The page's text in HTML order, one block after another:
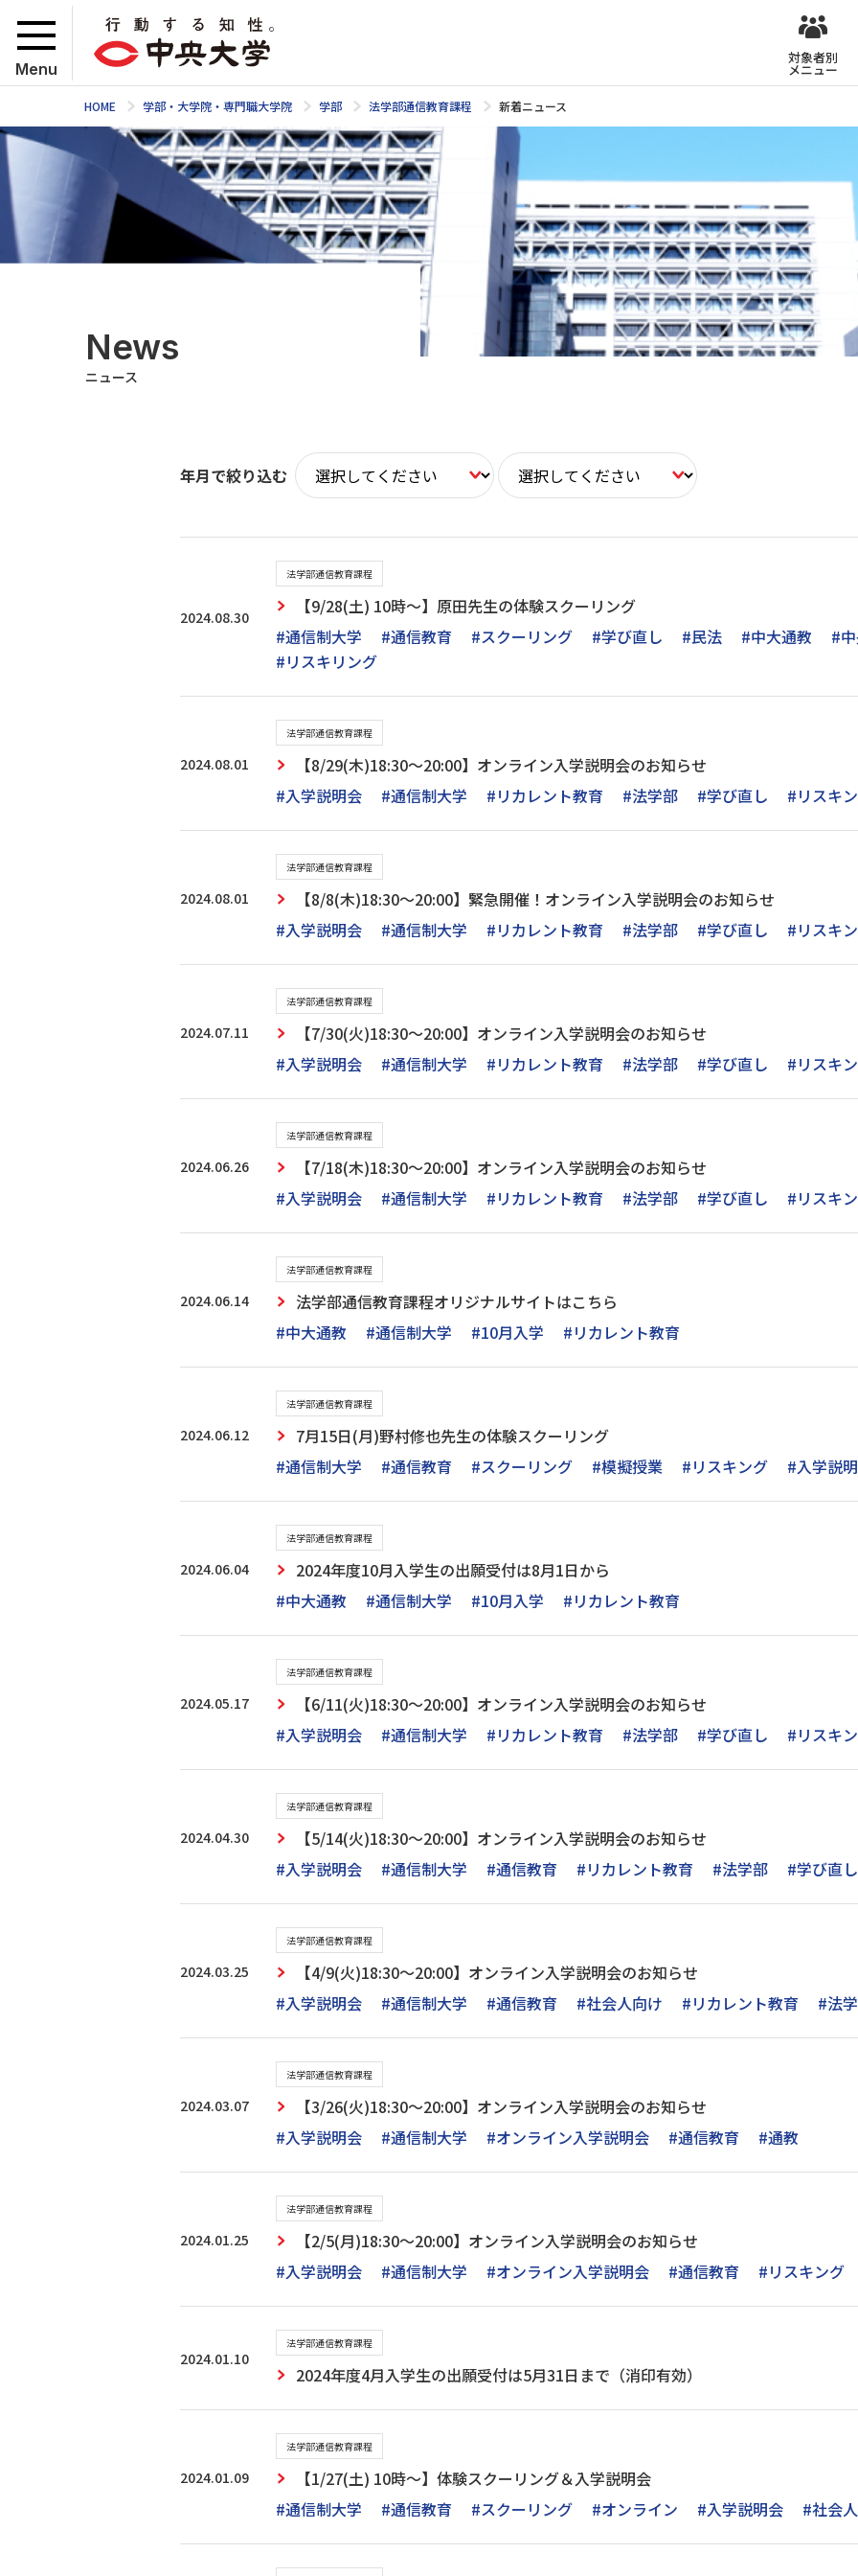
Menu
対象者別
メニュー
HOME 学部・大学院・専門職大学院 学部 法学部通信教育課程 新着ニュース
News
ニュース
年月で絞り込む
2024.08.30
法学部通信教育課程
【9/28(土) 10時～】原田先生の体験スクーリング
#通信制大学
#通信教育 #スクーリング #学び直し #民法 #中大通教
#
#リスキリング
2024.08.01
法学部通信教育課程
【8/29(木)18:30～20:00】オンライン入学説明会のお知らせ
#入学説明会
#通信制大学 #リカレント教育 #法学部 #学び直し #リスキ
2024.08.01
法学部通信教育課程
【8/8(木)18:30～20:00】緊急開催！オンライン入学説明会のお知らせ
#入学説明会
#通信制大学 #リカレント教育 #法学部 #学び直し #リスキ
2024.07.11
法学部通信教育課程
【7/30(火)18:30～20:00】オンライン入学説明会のお知らせ
#入学説明会
#通信制大学 #リカレント教育 #法学部 #学び直し #リスキ
2024.06.26
法学部通信教育課程
【7/18(木)18:30～20:00】オンライン入学説明会のお知らせ
#入学説明会
#通信制大学 #リカレント教育 #法学部 #学び直し #リスキ
2024.06.14
法学部通信教育課程
法学部通信教育課程オリジナルサイトはこちら
#中大通教
#通信制大学 #10月入学 #リカレント教育
2024.06.12
法学部通信教育課程
7月15日(月)野村修也先生の体験スクーリング
#通信制大学
#通信教育 #スクーリング #模擬授業 #リスキング #入学説
2024.06.04
法学部通信教育課程
2024年度10月入学生の出願受付は8月1日から
#中大通教
#通信制大学 #10月入学 #リカレント教育
2024.05.17
法学部通信教育課程
【6/11(火)18:30～20:00】オンライン入学説明会のお知らせ
#入学説明会
#通信制大学 #リカレント教育 #法学部 #学び直し #リスキ
2024.04.30
法学部通信教育課程
【5/14(火)18:30～20:00】オンライン入学説明会のお知らせ
#入学説明会
#通信制大学 #通信教育 #リカレント教育 #法学部 #学び直し
2024.03.25
法学部通信教育課程
【4/9(火)18:30～20:00】オンライン入学説明会のお知らせ
#入学説明会
#通信制大学 #通信教育 #社会人向け #リカレント教育 #法
2024.03.07
法学部通信教育課程
【3/26(火)18:30～20:00】オンライン入学説明会のお知らせ
#入学説明会
#通信制大学 #オンライン入学説明会 #通信教育 #通教
2024.01.25
法学部通信教育課程
【2/5(月)18:30～20:00】オンライン入学説明会のお知らせ
#入学説明会
#通信制大学 #オンライン入学説明会 #通信教育 #リスキング
2024.01.10
法学部通信教育課程
2024年度4月入学生の出願受付は5月31日まで（消印有効）
2024.01.09
法学部通信教育課程
【1/27(土) 10時～】体験スクーリング＆入学説明会
#通信制大学
#通信教育 #スクーリング #オンライン #入学説明会 #社会人